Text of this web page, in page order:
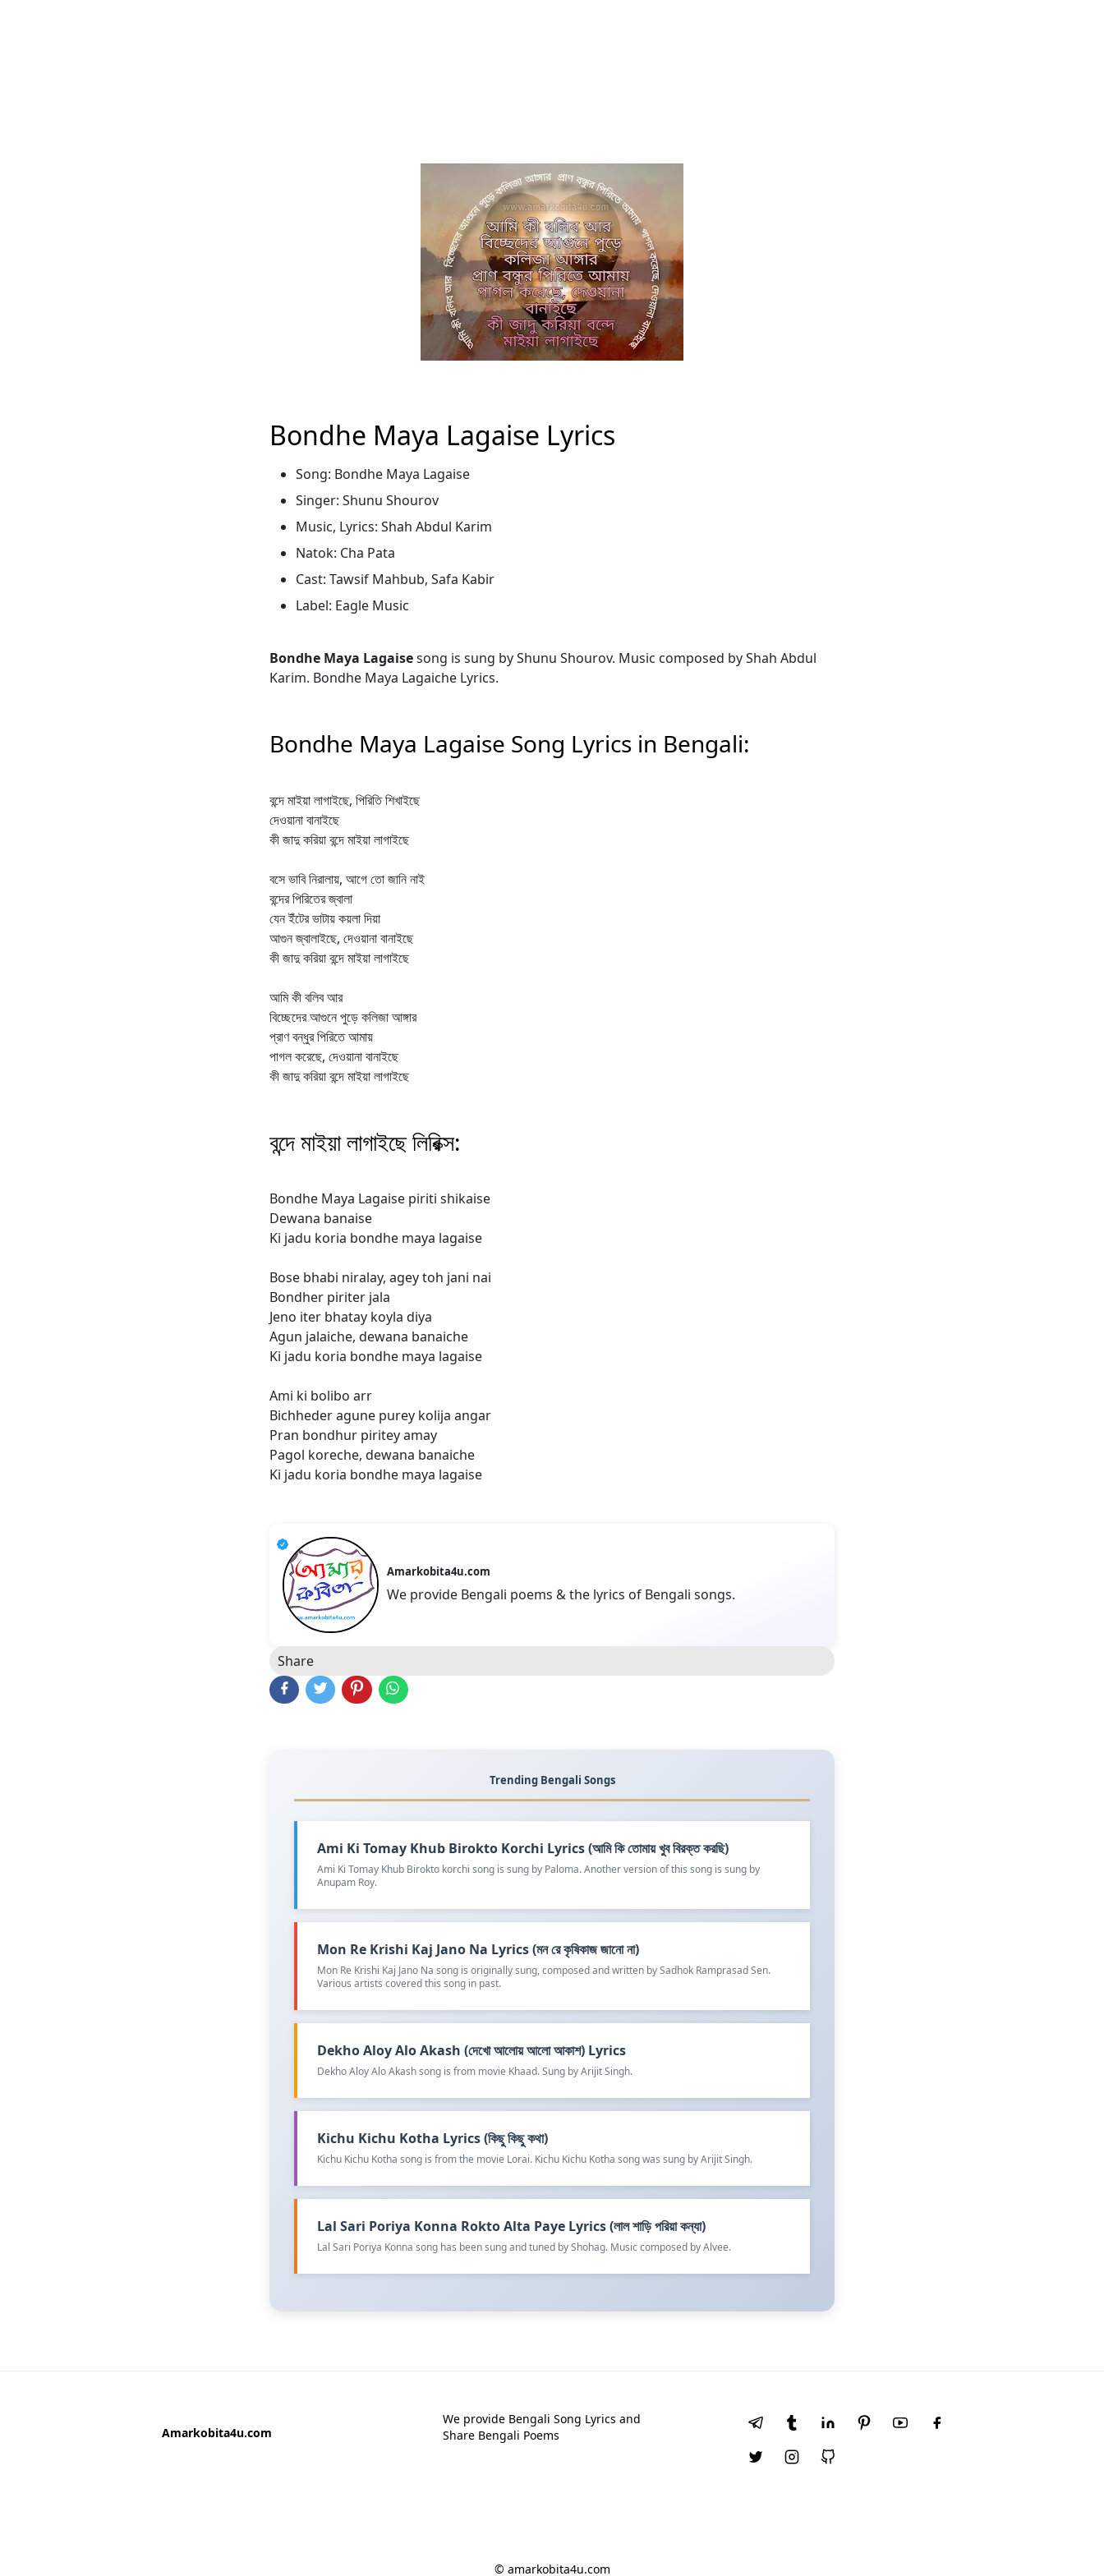
Bondhe Maya Lagaise Lyrics
Song: Bondhe Maya Lagaise
Singer: Shunu Shourov
Music, Lyrics: Shah Abdul Karim
Natok: Cha Pata
Cast: Tawsif Mahbub, Safa Kabir
Label: Eagle Music
Bondhe Maya Lagaisesong is sung by Shunu Shourov. Music composed by Shah Abdul
Karim. Bondhe Maya Lagaiche Lyrics.
Bondhe Maya Lagaise Song Lyrics in Bengali:
বন্দে মাইয়া লাগাইছে, পিরিতি শিখাইছে
দেওয়ানা বানাইছে
কী জাদু করিয়া বন্দে মাইয়া লাগাইছে
বসে ভাবি নিরালায়, আগে তো জানি নাই
বন্দের পিরিতের জ্বালা
যেন ইঁটের ভাটায় কয়লা দিয়া
আগুন জ্বালাইছে, দেওয়ানা বানাইছে
কী জাদু করিয়া বন্দে মাইয়া লাগাইছে
আমি কী বলিব আর
বিচ্ছেদের আগুনে পুড়ে কলিজা আঙ্গার
প্রাণ বন্ধুর পিরিতে আমায়
পাগল করেছে, দেওয়ানা বানাইছে
কী জাদু করিয়া বন্দে মাইয়া লাগাইছে
বন্দে মাইয়া লাগাইছে লিরিক্স:
Bondhe Maya Lagaise piriti shikaise
Dewana banaise
Ki jadu koria bondhe maya lagaise
Bose bhabi niralay, agey toh jani nai
Bondher piriter jala
Jeno iter bhatay koyla diya
Agun jalaiche, dewana banaiche
Ki jadu koria bondhe maya lagaise
Ami ki bolibo arr
Bichheder agune purey kolija angar
Pran bondhur piritey amay
Pagol koreche, dewana banaiche
Ki jadu koria bondhe maya lagaise
Amarkobita4u.com
We provide Bengali poems & the lyrics of Bengali songs.
Share
Trending Bengali Songs
Ami Ki Tomay Khub Birokto Korchi Lyrics (আমি কি তোমায় খুব বিরক্ত করছি)
Ami Ki Tomay Khub Birokto korchi song is sung by Paloma. Another version of this song is sung by
Anupam Roy.
Mon Re Krishi Kaj Jano Na Lyrics (মন রে কৃষিকাজ জানো না)
Mon Re Krishi Kaj Jano Na song is originally sung, composed and written by Sadhok Ramprasad Sen.
Various artists covered this song in past.
Dekho Aloy Alo Akash (দেখো আলোয় আলো আকাশ) Lyrics
Dekho Aloy Alo Akash song is from movie Khaad. Sung by Arijit Singh.
Kichu Kichu Kotha Lyrics (কিছু কিছু কথা)
Kichu Kichu Kotha song is from the movie Lorai. Kichu Kichu Kotha song was sung by Arijit Singh.
Lal Sari Poriya Konna Rokto Alta Paye Lyrics (লাল শাড়ি পরিয়া কন্যা)
Lal Sari Poriya Konna song has been sung and tuned by Shohag. Music composed by Alvee.
Amarkobita4u.com
We provide Bengali Song Lyrics and
Share Bengali Poems
© amarkobita4u.com